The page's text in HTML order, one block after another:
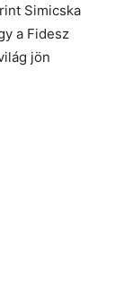
Simicska
a Fidesz
jön